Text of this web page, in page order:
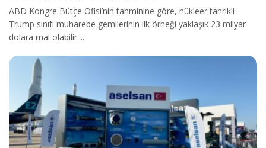
ABD Kongre Bütçe Ofisi’nin tahminine göre, nükleer tahrikli
Trump sınıfı muharebe gemilerinin ilk örneği yaklaşık 23 milyar
dolara mal olabilir....